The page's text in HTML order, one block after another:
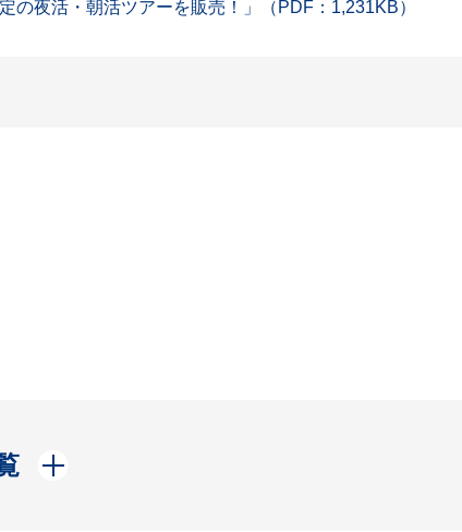
の夜活・朝活ツアーを販売！」（PDF：1,231KB）